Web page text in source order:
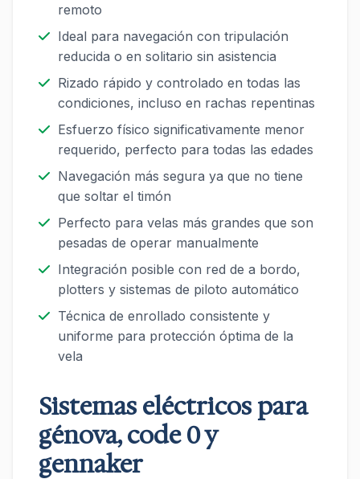
remoto
Ideal para navegación con tripulación
reducida o en solitario sin asistencia
Rizado rápido y controlado en todas las
condiciones, incluso en rachas repentinas
Esfuerzo físico significativamente menor
requerido, perfecto para todas las edades
Navegación más segura ya que no tiene
que soltar el timón
Perfecto para velas más grandes que son
pesadas de operar manualmente
Integración posible con red de a bordo,
plotters y sistemas de piloto automático
Técnica de enrollado consistente y
uniforme para protección óptima de la
vela
Sistemas eléctricos para
génova, code 0 y
gennaker